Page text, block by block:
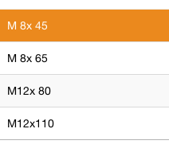
M 8x 45
M 8x 65
M12x 80
M12x110